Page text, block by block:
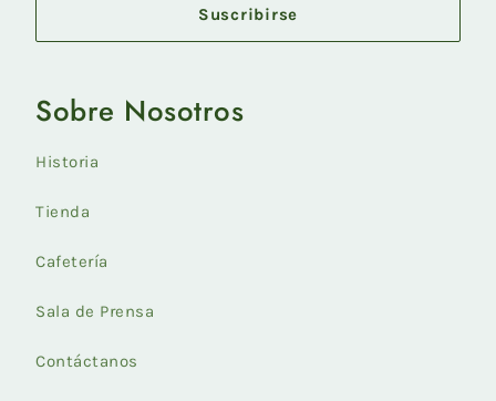
Suscribirse
Sobre Nosotros
Historia
Tienda
Cafetería
Sala de Prensa
Contáctanos